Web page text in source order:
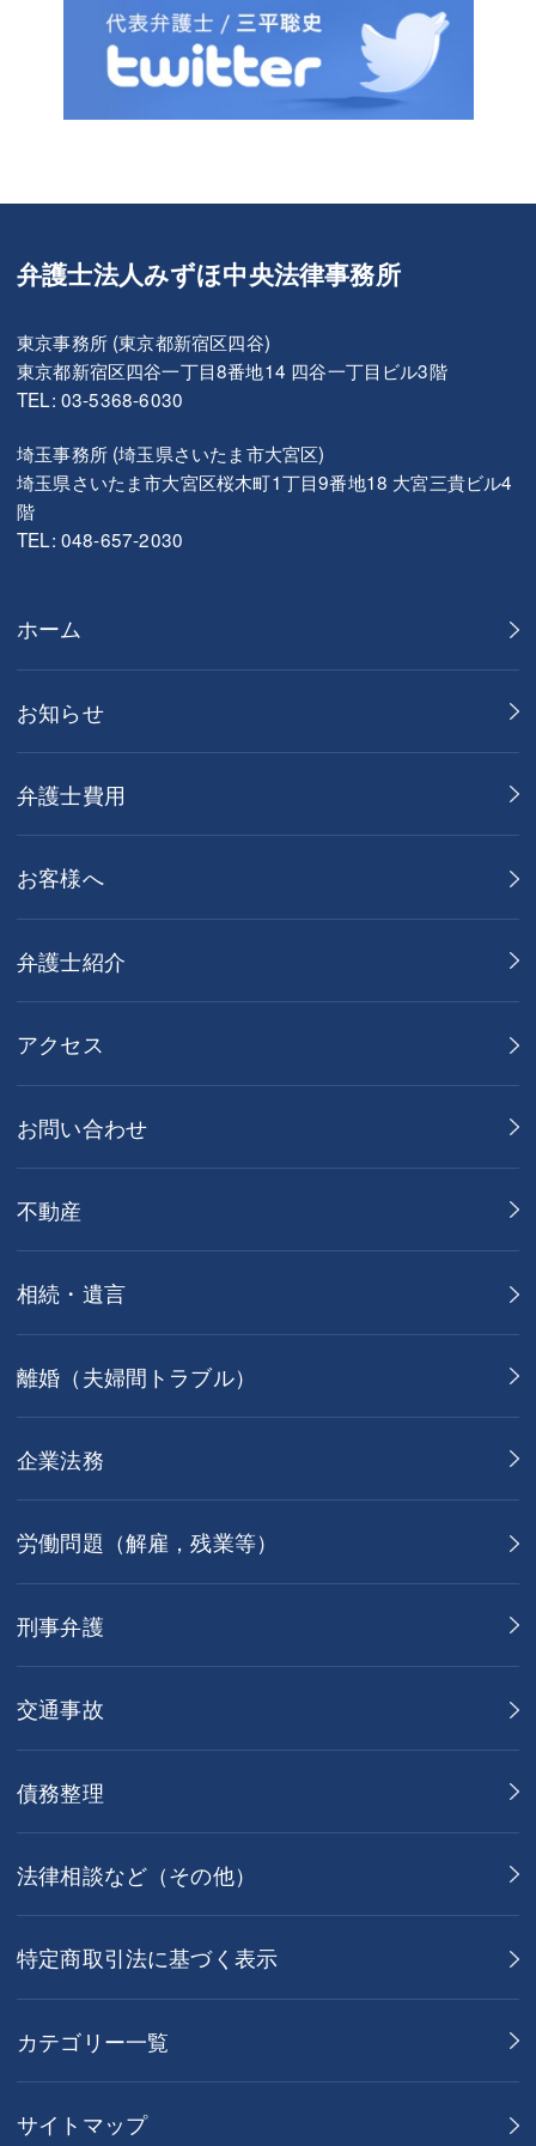
弁護士法人みずほ中央法律事務所
東京事務所 (東京都新宿区四谷)
東京都新宿区四谷一丁目8番地14 四谷一丁目ビル3階
TEL: 03-5368-6030
埼玉事務所 (埼玉県さいたま市大宮区)
埼玉県さいたま市大宮区桜木町1丁目9番地18 大宮三貴ビル4
階
TEL: 048-657-2030
ホーム
お知らせ
弁護士費用
お客様へ
弁護士紹介
アクセス
お問い合わせ
不動産
相続・遺言
離婚（夫婦間トラブル）
企業法務
労働問題（解雇，残業等）
刑事弁護
交通事故
債務整理
法律相談など（その他）
特定商取引法に基づく表示
カテゴリー一覧
サイトマップ